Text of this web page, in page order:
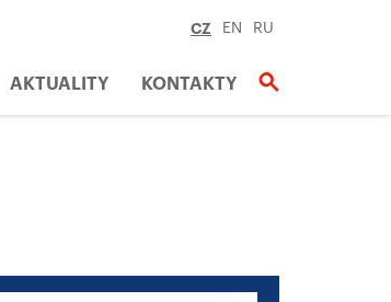
CZ EN RU
AKTUALITY KONTAKTY